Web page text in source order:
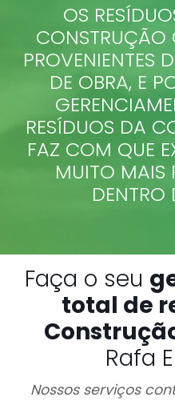
OS
PROVENIENTES
DE OBRA, E
RESÍDUOS DA
FAZ COM QUE
MUITO MAIS
DENTRO
Faça o seu
total de
Rafa
Nossos serviços